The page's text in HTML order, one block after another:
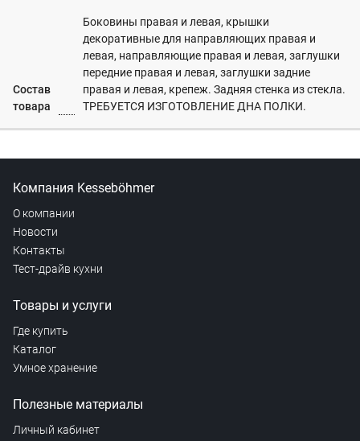
Состав
товара
Боковины правая и левая, крышки
декоративные для направляющих правая и
левая, направляющие правая и левая, заглушки
передние правая и левая, заглушки задние
правая и левая, крепеж. Задняя стенка из стекла.
ТРЕБУЕТСЯ ИЗГОТОВЛЕНИЕ ДНА ПОЛКИ.
Компания Kesseböhmer
О компании
Новости
Контакты
Тест-драйв кухни
Товары и услуги
Где купить
Каталог
Умное хранение
Полезные материалы
Личный кабинет